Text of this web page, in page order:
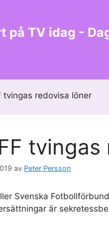
på TV idag -
tvingas redovisa löner
av Peter Persson
Svenska
är